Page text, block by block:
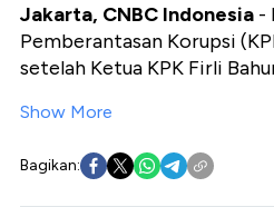
Jakarta, CNBC Indonesia -
Pemberantasan Korupsi
setelah Ketua KPK Firli
Show More
Bagikan: